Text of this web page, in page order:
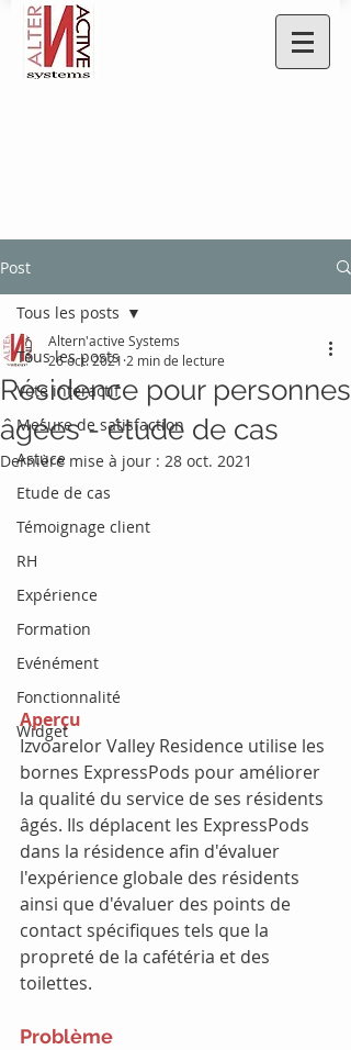
Post
Tous les posts
Vote interactif
Mesure de satisfaction
Astuce
Etude de cas
Témoignage client
RH
Expérience
Formation
Evénément
Fonctionnalité
Widget
Tous les posts
Résidence pour personnes
âgées - étude de cas
Altern'active Systems
26 oct. 2021 2 min de lecture
Dernière mise à jour : 28 oct. 2021
Aperçu
Izvoarelor Valley Residence utilise les
bornes ExpressPods pour améliorer
la qualité du service de ses résidents
âgés. Ils déplacent les ExpressPods
dans la résidence afin d'évaluer
l'expérience globale des résidents
ainsi que d'évaluer des points de
contact spécifiques tels que la
propreté de la cafétéria et des
toilettes.
Problème